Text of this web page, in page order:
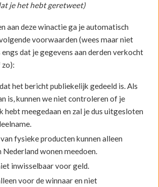
je het hebt geretweet)
aan deze winactie ga je automatisch
voorwaarden (wees maar niet
dat je gegevens aan derden verkocht
zo):
het bericht publiekelijk gedeeld is. Als
is, kunnen we niet controleren of je
hebt meegedaan en zal je dus uitgesloten
fysieke producten kunnen alleen
Nederland wonen meedoen.
inwisselbaar voor geld.
voor de winnaar en niet